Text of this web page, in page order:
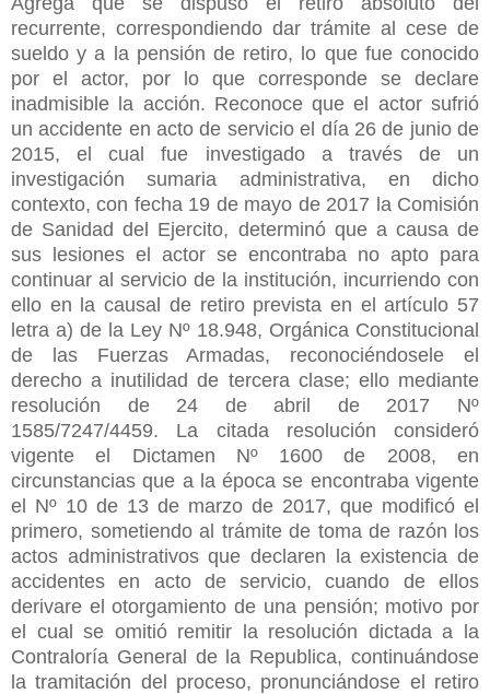
recurrente, correspondiendo dar trámite al cese de
sueldo y a la pensión de retiro, lo que fue conocido
por el actor, por lo que corresponde se declare
inadmisible la acción. Reconoce que el actor sufrió
un accidente en acto de servicio el día 26 de junio de
2015, el cual fue investigado a través de un
investigación sumaria administrativa, en dicho
contexto, con fecha 19 de mayo de 2017 la Comisión
de Sanidad del Ejercito, determinó que a causa de
sus lesiones el actor se encontraba no apto para
continuar al servicio de la institución, incurriendo con
ello en la causal de retiro prevista en el artículo 57
letra a) de la Ley Nº 18.948, Orgánica Constitucional
de las Fuerzas Armadas, reconociéndosele el
derecho a inutilidad de tercera clase; ello mediante
resolución de 24 de abril de 2017 Nº
1585/7247/4459. La citada resolución consideró
vigente el Dictamen Nº 1600 de 2008, en
circunstancias que a la época se encontraba vigente
el Nº 10 de 13 de marzo de 2017, que modificó el
primero, sometiendo al trámite de toma de razón los
actos administrativos que declaren la existencia de
accidentes en acto de servicio, cuando de ellos
derivare el otorgamiento de una pensión; motivo por
el cual se omitió remitir la resolución dictada a la
Contraloría General de la Republica, continuándose
la tramitación del proceso, pronunciándose el retiro